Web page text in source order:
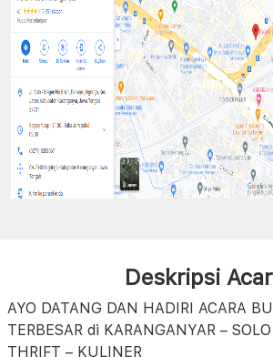
Deskripsi
AYO DATANG DAN HADIRI ACARA
TERBESAR di KARANGANYAR –
THRIFT – KULINER